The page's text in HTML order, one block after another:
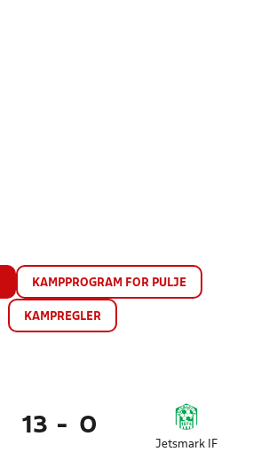
KAMPPROGRAM FOR PULJE
KAMPREGLER
13 - 0
Jetsmark IF